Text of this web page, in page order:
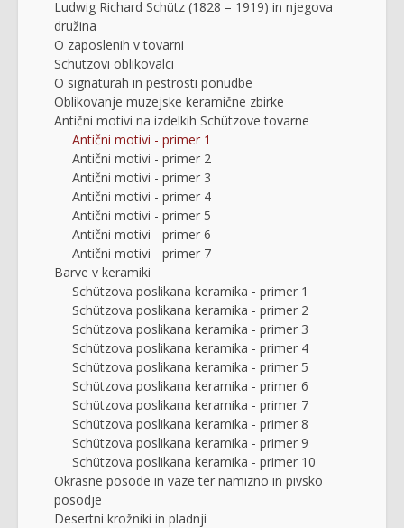
Ludwig Richard Schütz (1828 – 1919) in njegova
družina
O zaposlenih v tovarni
Schützovi oblikovalci
O signaturah in pestrosti ponudbe
Oblikovanje muzejske keramične zbirke
Antični motivi na izdelkih Schützove tovarne
Antični motivi - primer 1
Antični motivi - primer 2
Antični motivi - primer 3
Antični motivi - primer 4
Antični motivi - primer 5
Antični motivi - primer 6
Antični motivi - primer 7
Barve v keramiki
Schützova poslikana keramika - primer 1
Schützova poslikana keramika - primer 2
Schützova poslikana keramika - primer 3
Schützova poslikana keramika - primer 4
Schützova poslikana keramika - primer 5
Schützova poslikana keramika - primer 6
Schützova poslikana keramika - primer 7
Schützova poslikana keramika - primer 8
Schützova poslikana keramika - primer 9
Schützova poslikana keramika - primer 10
Okrasne posode in vaze ter namizno in pivsko
posodje
Desertni krožniki in pladnji